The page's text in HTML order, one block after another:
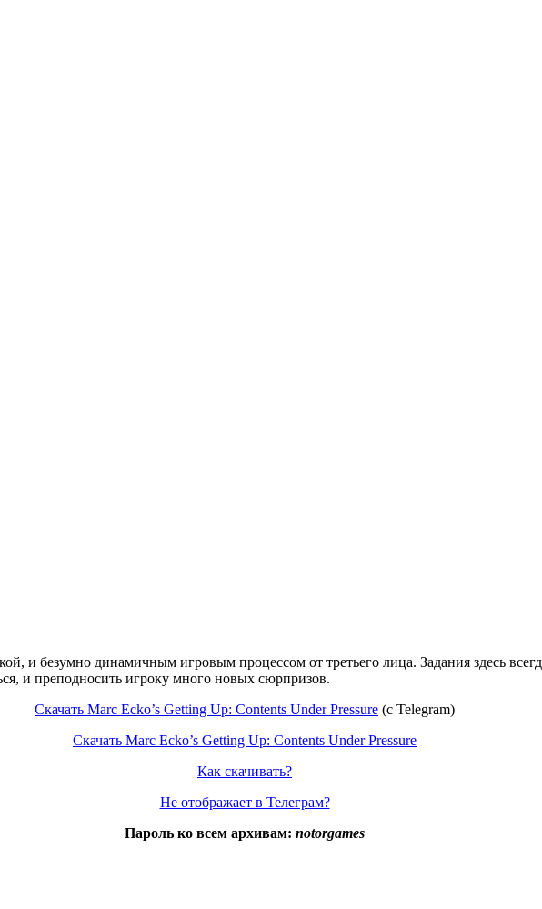
и безумно динамичным игровым процессом от третьего лица. Задания здесь
и преподносить игроку много новых сюрпризов.
Скачать Marc Ecko’s Getting Up: Contents Under Pressure (с Telegram)
Скачать Marc Ecko’s Getting Up: Contents Under Pressure
Как скачивать?
Не отображает в Телеграм?
Пароль ко всем архивам: notorgames